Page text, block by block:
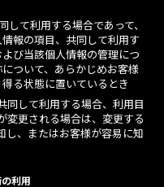
して利用する場合であって、
報の項目、共同して利用す
び当該個人情報の管理につ
ついて、あらかじめお客様
る状態に置いているとき
同して利用する場合、利用目
変更される場合は、変更する
し、またはお客様が容易に知
利用